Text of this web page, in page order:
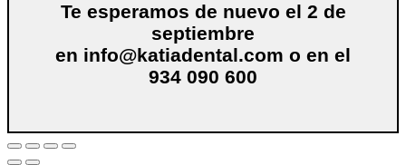
Te esperamos de nuevo el 2 de
septiembre
en info@katiadental.com o en el
934 090 600